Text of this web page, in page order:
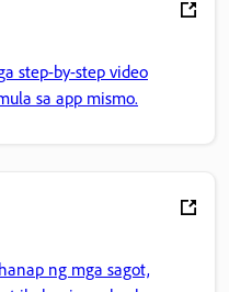
step-by-step video
sa app mismo.
ng mga sagot,